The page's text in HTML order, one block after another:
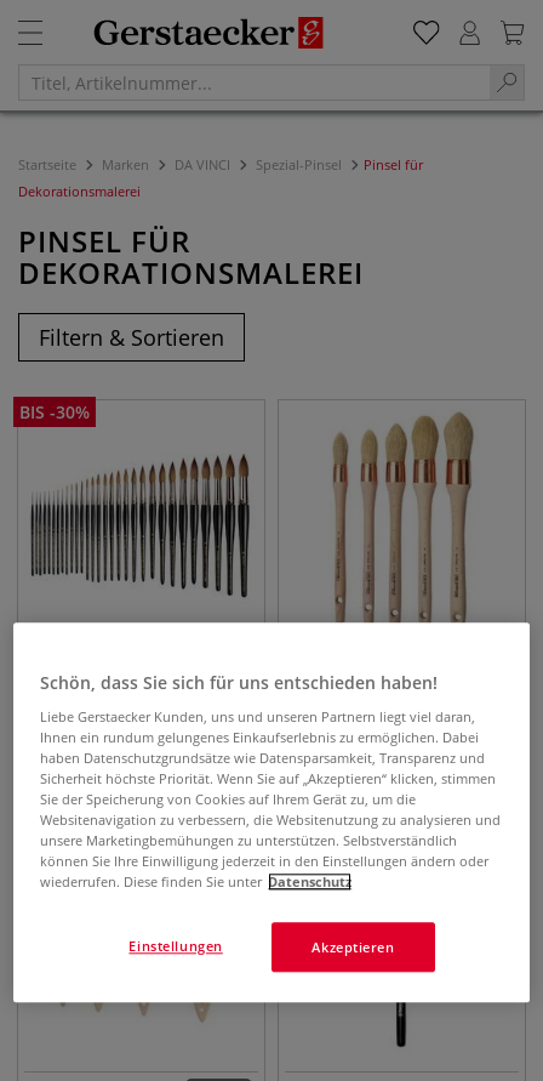
Startseite Marken DA VINCI Spezial-Pinsel
Pinsel für
Dekorationsmalerei
PINSEL FÜR
DEKORATIONSMALEREI
Filtern & Sortieren
BIS -30%
da Vinci MAESTRO, Serie
10, rund Aquarellpinsel aus
Kolinsky-Rotmarderhaar
ab9,33€
da Vinci Kapselpinsel, Serie
2015 Acrylpinsel
ab 8,42€
Schön, dass Sie sich für uns entschieden haben!
Liebe Gerstaecker Kunden, uns und unseren Partnern liegt viel daran,
Ihnen ein rundum gelungenes Einkaufserlebnis zu ermöglichen. Dabei
haben Datenschutzgrundsätze wie Datensparsamkeit, Transparenz und
Sicherheit höchste Priorität. Wenn Sie auf „Akzeptieren“ klicken, stimmen
Sie der Speicherung von Cookies auf Ihrem Gerät zu, um die
Websitenavigation zu verbessern, die Websitenutzung zu analysieren und
unsere Marketingbemühungen zu unterstützen. Selbstverständlich
können Sie Ihre Einwilligung jederzeit in den Einstellungen ändern oder
wiederrufen. Diese finden Sie unter Datenschutz
Akzeptieren
Einstellungen